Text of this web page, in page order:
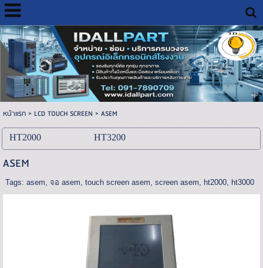
หน้าแรก> LCD TOUCH SCREEN > ASEM
HT2000 HT3200
ASEM
Tags: asem จอ asem touch screen asem screen asem ht2000, ht3000